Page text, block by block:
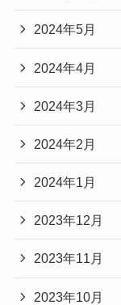
2024年5月
2024年4月
2024年3月
2024年2月
2024年1月
2023年12月
2023年11月
2023年10月